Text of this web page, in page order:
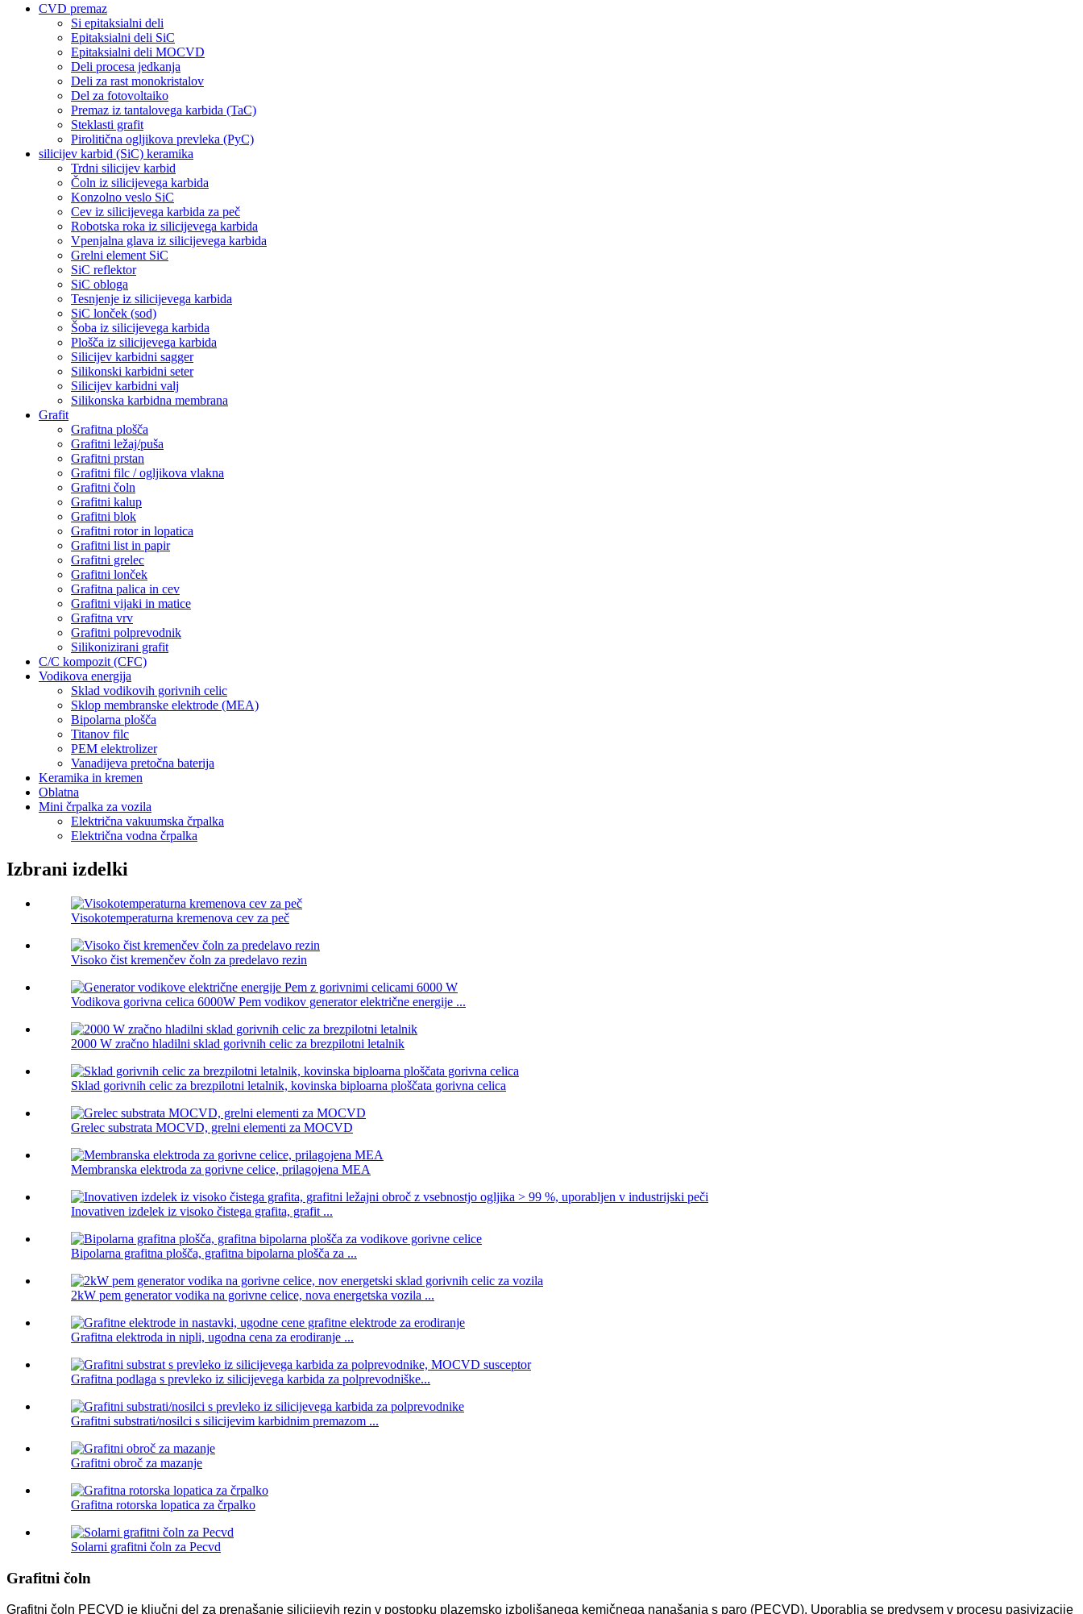
CVD premaz
Si epitaksialni deli
Epitaksialni deli SiC
Epitaksialni deli MOCVD
Deli procesa jedkanja
Deli za rast monokristalov
Del za fotovoltaiko
Premaz iz tantalovega karbida (TaC)
Steklasti grafit
Pirolitična ogljikova prevleka (PyC)
silicijev karbid (SiC) keramika
Trdni silicijev karbid
Čoln iz silicijevega karbida
Konzolno veslo SiC
Cev iz silicijevega karbida za peč
Robotska roka iz silicijevega karbida
Vpenjalna glava iz silicijevega karbida
Grelni element SiC
SiC reflektor
SiC obloga
Tesnjenje iz silicijevega karbida
SiC lonček (sod)
Šoba iz silicijevega karbida
Plošča iz silicijevega karbida
Silicijev karbidni sagger
Silikonski karbidni seter
Silicijev karbidni valj
Silikonska karbidna membrana
Grafit
Grafitna plošča
Grafitni ležaj/puša
Grafitni prstan
Grafitni filc / ogljikova vlakna
Grafitni čoln
Grafitni kalup
Grafitni blok
Grafitni rotor in lopatica
Grafitni list in papir
Grafitni grelec
Grafitni lonček
Grafitna palica in cev
Grafitni vijaki in matice
Grafitna vrv
Grafitni polprevodnik
Silikonizirani grafit
C/C kompozit (CFC)
Vodikova energija
Sklad vodikovih gorivnih celic
Sklop membranske elektrode (MEA)
Bipolarna plošča
Titanov filc
PEM elektrolizer
Vanadijeva pretočna baterija
Keramika in kremen
Oblatna
Mini črpalka za vozila
Električna vakuumska črpalka
Električna vodna črpalka
Izbrani izdelki
Visokotemperaturna kremenova cev za peč
Visoko čist kremenčev čoln za predelavo rezin
Vodikova gorivna celica 6000W Pem vodikov generator električne energije ...
2000 W zračno hladilni sklad gorivnih celic za brezpilotni letalnik
Sklad gorivnih celic za brezpilotni letalnik, kovinska biploarna ploščata gorivna celica
Grelec substrata MOCVD, grelni elementi za MOCVD
Membranska elektroda za gorivne celice, prilagojena MEA
Inovativen izdelek iz visoko čistega grafita, grafit ...
Bipolarna grafitna plošča, grafitna bipolarna plošča za ...
2kW pem generator vodika na gorivne celice, nova energetska vozila ...
Grafitna elektroda in nipli, ugodna cena za erodiranje ...
Grafitna podlaga s prevleko iz silicijevega karbida za polprevodniške...
Grafitni substrati/nosilci s silicijevim karbidnim premazom ...
Grafitni obroč za mazanje
Grafitna rotorska lopatica za črpalko
Solarni grafitni čoln za Pecvd
Grafitni čoln
Grafitni čoln PECVD je ključni del za prenašanje silicijevih rezin v postopku plazemsko izboljšanega kemičnega nanašanja s paro (PECVD). Uporablja se predvsem v procesu pasivizacije